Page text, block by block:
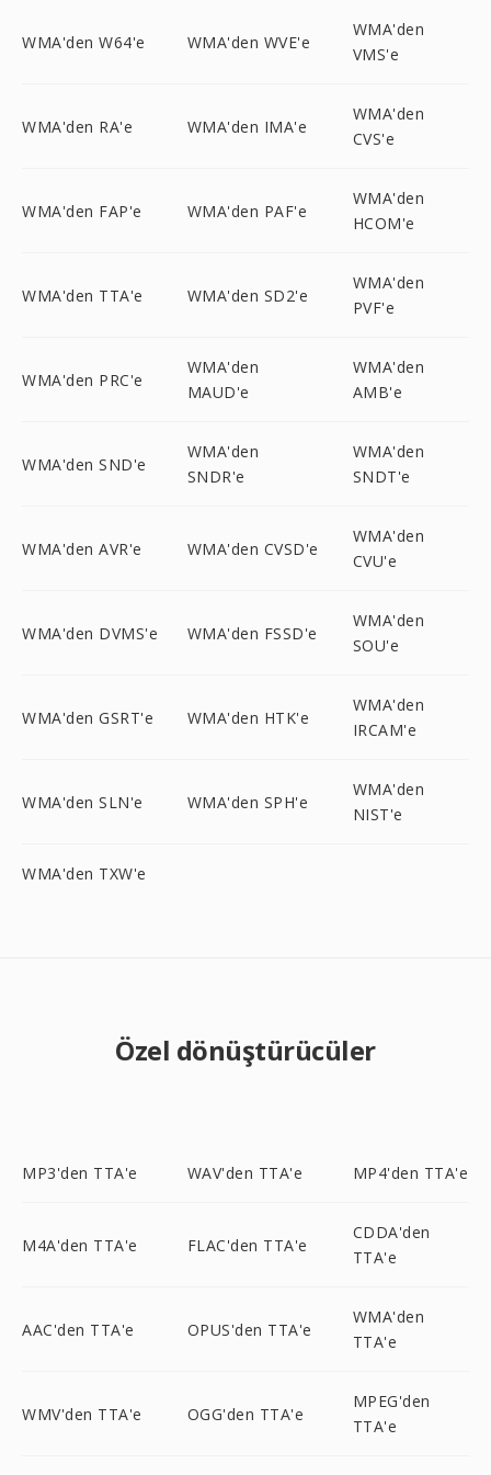
WMA'den W64'e WMA'den WVE'e
WMA'den
VMS'e
WMA'den RA'e WMA'den IMA'e
WMA'den
CVS'e
WMA'den FAP'e WMA'den PAF'e
WMA'den
HCOM'e
WMA'den TTA'e WMA'den SD2'e
WMA'den
PVF'e
WMA'den PRC'e
WMA'den
MAUD'e
WMA'den
AMB'e
WMA'den SND'e
WMA'den
SNDR'e
WMA'den
SNDT'e
WMA'den AVR'e WMA'den CVSD'e
WMA'den
CVU'e
WMA'den DVMS'e WMA'den FSSD'e
WMA'den
SOU'e
WMA'den GSRT'e WMA'den HTK'e
WMA'den
IRCAM'e
WMA'den SLN'e WMA'den SPH'e
WMA'den
NIST'e
WMA'den TXW'e
Özel dönüştürücüler
MP3'den TTA'e WAV'den TTA'e MP4'den TTA'e
M4A'den TTA'e FLAC'den TTA'e
CDDA'den
TTA'e
AAC'den TTA'e OPUS'den TTA'e
WMA'den
TTA'e
WMV'den TTA'e OGG'den TTA'e
MPEG'den
TTA'e